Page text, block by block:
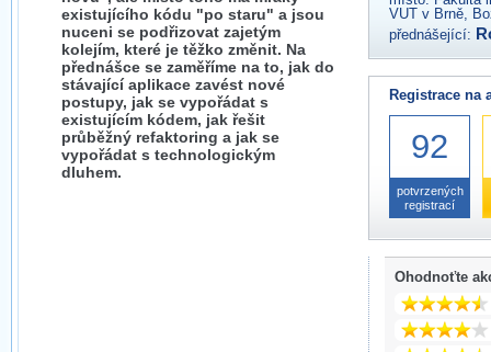
existujícího kódu "po staru" a jsou
nuceni se podřizovat zajetým
kolejím, které je těžko změnit. Na
přednášce se zaměříme na to, jak do
stávající aplikace zavést nové
postupy, jak se vypořádat s
existujícím kódem, jak řešit
průběžný refaktoring a jak se
vypořádat s technologickým
dluhem.
VUT v Brně,
přednášející:
Registrace na
92
potvrzených
registrací
Ohodnoťte